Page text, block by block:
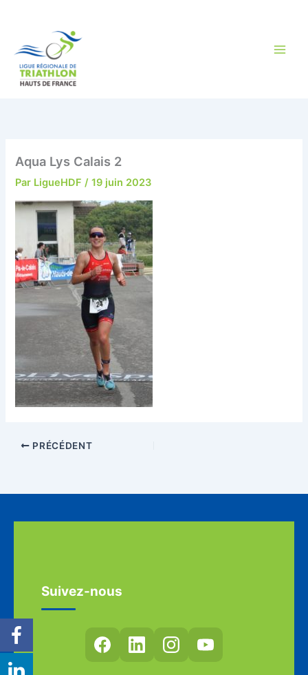
Aqua Lys Calais 2
Par LigueHDF/19 juin 2023
PRÉCÉDENT
Suivez-nous